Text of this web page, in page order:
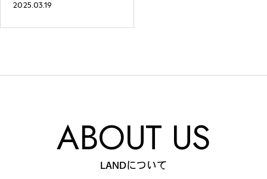
ショッピング トラベル
2025.03.19
ABOUT US
LANDについて